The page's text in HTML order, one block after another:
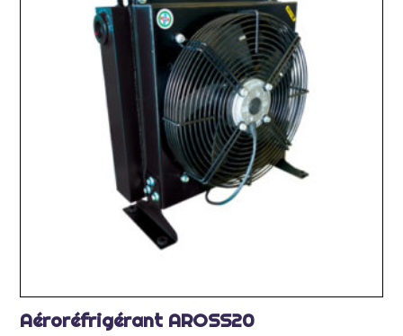
Aéroréfrigérant AROSS20